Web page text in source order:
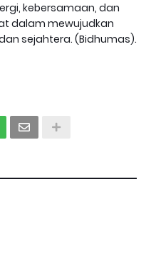
kebersamaan, dan
dalam mewujudkan
sejahtera. (Bidhumas).